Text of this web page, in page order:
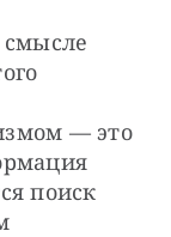
— это
поиск